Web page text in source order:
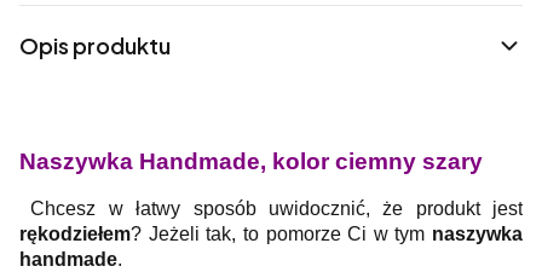
Opis produktu
Naszywka Handmade, kolor ciemny szary
Chcesz w łatwy sposób uwidocznić, że produkt jest
rękodziełem? Jeżeli tak, to pomorze Ci w tym naszywka
handmade.